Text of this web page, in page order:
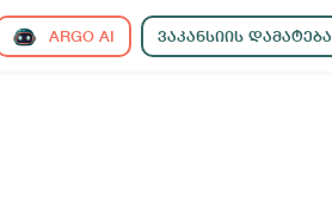
ARGO AI ᲕᲐᲙᲐᲜᲡᲘᲘᲡ ᲓᲐᲛᲐᲢᲔᲑᲐ